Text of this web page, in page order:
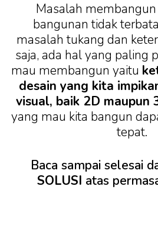
Masalah
bangunan tidak
masalah tukang dan
saja, ada hal yang paling
mau membangun yaitu
desain yang kita
visual, baik 2D maupun
yang mau kita bangun
tepat.
Baca sampai selesai
SOLUSI atas